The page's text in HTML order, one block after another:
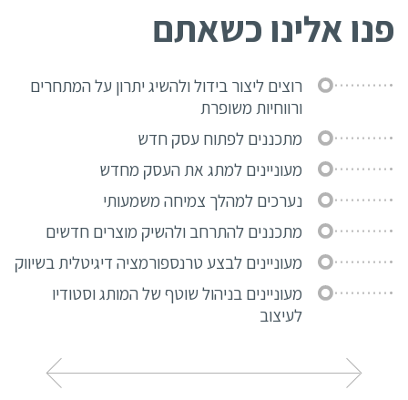
פנו אלינו כשאתם
רוצים ליצור בידול ולהשיג יתרון על המתחרים
ורווחיות משופרת
מתכננים לפתוח עסק חדש
מעוניינים למתג את העסק מחדש
נערכים למהלך צמיחה משמעותי
מתכננים להתרחב ולהשיק מוצרים חדשים
מעוניינים לבצע טרנספורמציה דיגיטלית בשיווק
מעוניינים בניהול שוטף של המותג וסטודיו
לעיצוב